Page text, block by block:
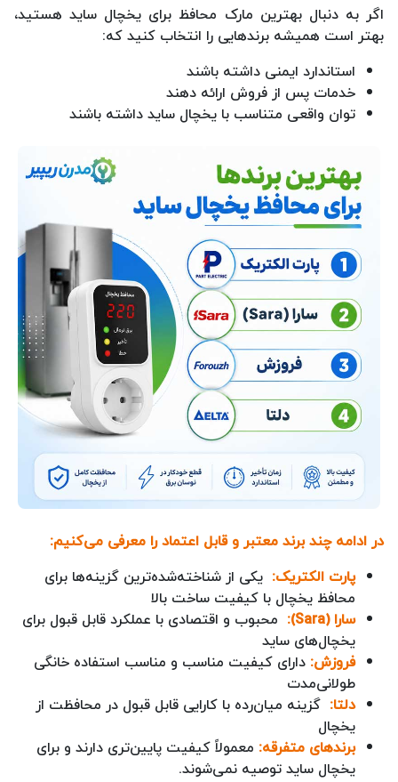
اگر به دنبال بهترین مارک محافظ برای یخچال ساید هستید،
بهتر است همیشه برندهایی را انتخاب کنید که:
استاندارد ایمنی داشته باشند
خدمات پس از فروش ارائه دهند
توان واقعی متناسب با یخچال ساید داشته باشند
در ادامه چند برند معتبر و قابل اعتماد را معرفی می‌کنیم:
پارت الکتریک: یکی از شناخته‌شده‌ترین گزینه‌ها برای
محافظ یخچال با کیفیت ساخت بالا
سارا (Sara):
محبوب و اقتصادی با عملکرد قابل قبول برای
یخچال‌های ساید
فروزش: دارای کیفیت مناسب و مناسب استفاده خانگی
طولانی‌مدت
دلتا: گزینه میان‌رده با کارایی قابل قبول در محافظت از
یخچال
برندهای متفرقه: معمولاً کیفیت پایین‌تری دارند و برای
یخچال ساید توصیه نمی‌شوند.